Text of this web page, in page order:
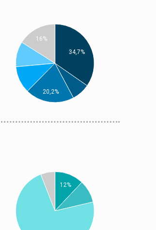
34,7%
16%
20,2%
12%